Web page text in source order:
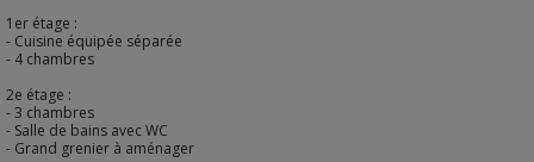
1er étage :
- Cuisine équipée séparée
- 4 chambres
2e étage :
- 3 chambres
- Salle de bains avec WC
- Grand grenier à aménager